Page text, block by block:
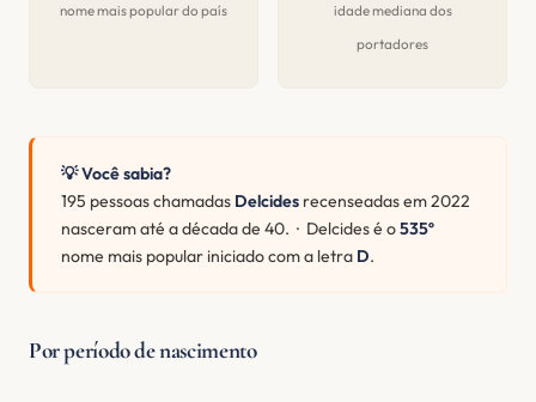
nome mais popular do país
idade mediana dos
portadores
💡 Você sabia?
195 pessoas chamadas Delcides recenseadas em 2022
nasceram até a década de 40. · Delcides é o535º
nome mais popular iniciado com a letra D.
Por período de nascimento